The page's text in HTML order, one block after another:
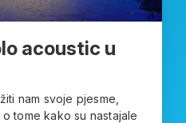
acoustic u
nam svoje pjesme,
tome kako su nastajale